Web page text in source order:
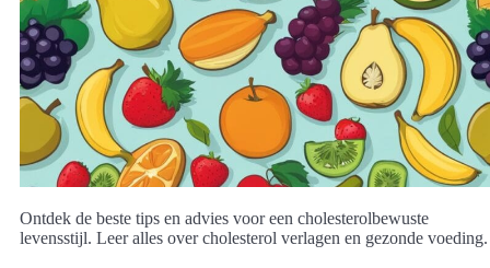
Ontdek de beste tips en advies voor een cholesterolbewuste
levensstijl. Leer alles over cholesterol verlagen en gezonde voeding.